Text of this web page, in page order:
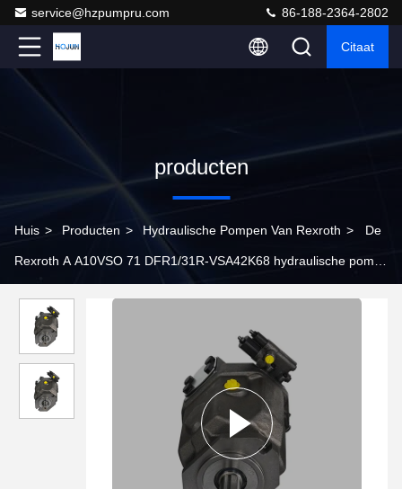
service@hzpumpru.com 86-188-2364-2802
Citaat
producten
Huis > Producten > Hydraulische Pompen Van Rexroth > De
Rexroth A A10VSO 71 DFR1/31R-VSA42K68 hydraulische pomp
uitstekende